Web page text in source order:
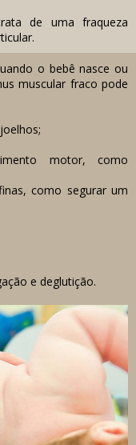
de uma fraqueza
o bebê nasce ou
muscular fraco pode
motor, como
como segurar um
e deglutição.